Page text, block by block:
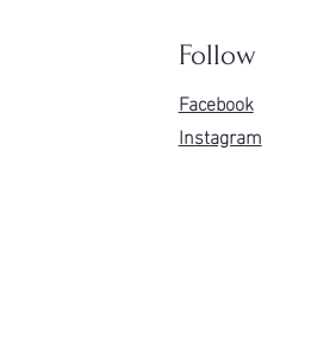
Follow
Facebook
Instagram